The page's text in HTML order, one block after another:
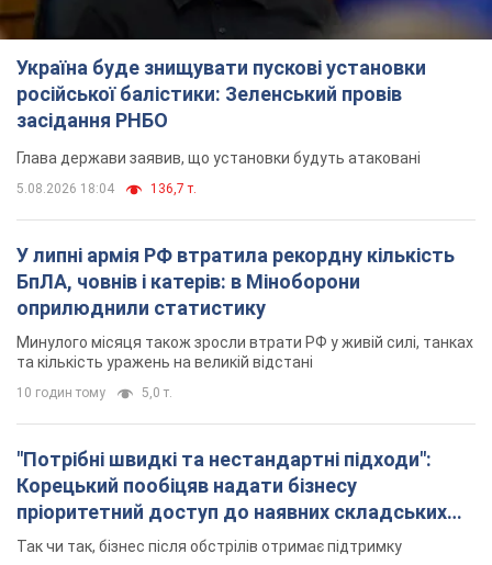
та кількість уражень на великій відстані
10 годин тому 5,0 т.
"Потрібні швидкі та нестандартні підходи":
Корецький пообіцяв надати бізнесу
пріоритетний доступ до наявних складських
приміщень
Так чи так, бізнес після обстрілів отримає підтримку
6 годин тому 1,3 т.